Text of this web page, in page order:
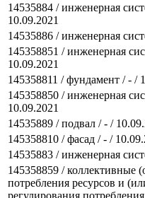
14535884 / инженерная
10.09.2021
14535886 / инженерная
145358851 / инженерная
10.09.2021
145358811 / фундамент / - /
145358850 / инженерная
10.09.2021
14535889 / подвал / - /
145358810 / фасад / - /
14535883 / инженерная
145358859 / коллективные
потребления ресурсов и
регулирования